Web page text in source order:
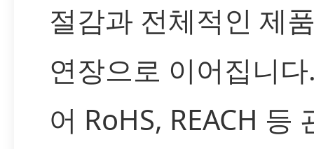
절감과 전체적인 제
연장으로 이어집니
어 RoHS, REACH 등